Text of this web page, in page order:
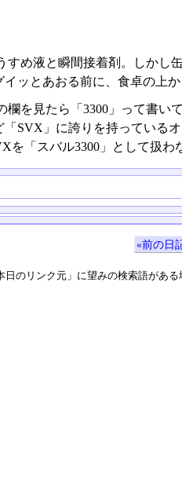
め液と瞬間接着剤。しかし
ッとあおる前に、食卓の上
を見たら「3300」って書い
SVX」に誇りを持っている
を「スバル3300」として扱
«前の日
日のリンク元」に望みの検索語があ